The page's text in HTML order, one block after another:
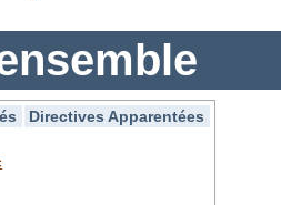
Directives Apparentées